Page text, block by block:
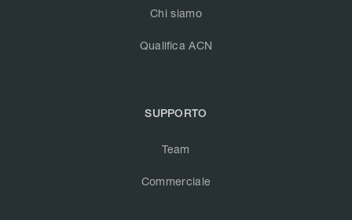
Chi siamo
Qualifica ACN
SUPPORTO
Team
Commerciale